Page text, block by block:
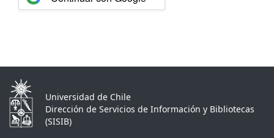
Universidad de Chile
Dirección de Servicios de Información y Bibliotecas
(SISIB)